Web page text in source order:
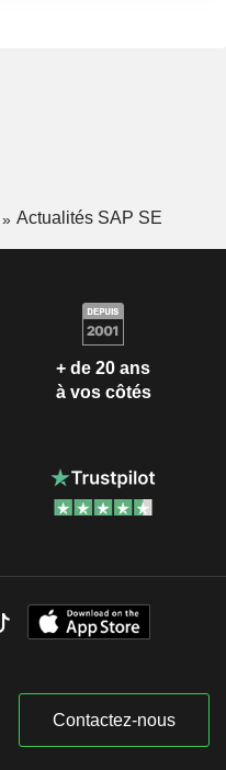
Actualités SAP SE
+ de 20 ans
à vos côtés
Contactez-nous